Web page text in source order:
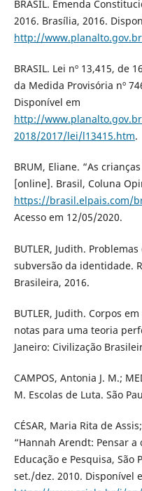
BRASIL. Emenda
2016. Brasília, 2016.
http://www.planalto.gov.br/
BRASIL. Lei nº 13,415, de
da Medida Provisória nº
Disponível em
http://
2018/2017/lei/l13415.htm.
BRUM, Eliane. “As
[online]. Brasil, Coluna
https://brasil.elpais.com/
Acesso em 12/05/2020.
BUTLER, Judith.
subversão da identidade.
Brasileira, 2016.
BUTLER, Judith. Corpos
notas para uma teoria
Janeiro: Civilização
CAMPOS, Antonia J. M.;
M. Escolas de Luta. São
CÉSAR, Maria Rita de
“Hannah Arendt: Pensar
Educação e Pesquisa, São
set./dez. 2010. Disponível